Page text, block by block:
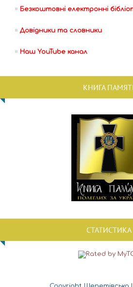
Безкоштовні електронні
Довідники та словники
Наш YouTube канал
КНИГА ПАМЯТІ
СТАТИСТИКА